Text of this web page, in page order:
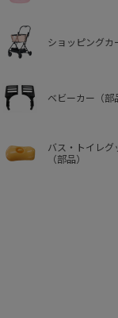
ショッピングカ
ベビーカー（部
バス・トイレグ
（部品）